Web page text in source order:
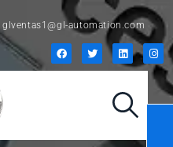
glventas1@gl-automation.com